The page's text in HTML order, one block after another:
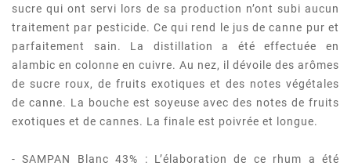
sucre qui ont servi lors de sa production n’ont subi aucun
traitement par pesticide. Ce qui rend le jus de canne pur et
parfaitement sain. La distillation a été effectuée en
alambic en colonne en cuivre. Au nez, il dévoile des arômes
de sucre roux, de fruits exotiques et des notes végétales
de canne. La bouche est soyeuse avec des notes de fruits
exotiques et de cannes. La finale est poivrée et longue.
- SAMPAN Blanc 43% : L’élaboration de ce rhum a été